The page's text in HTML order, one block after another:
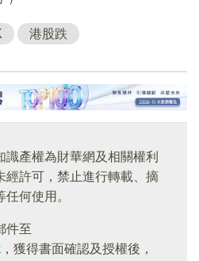
港股跌
識產權為財華網及相關權利
經許可，禁止進行轉載、摘
何使用。
件至
，獲得書面確認及授權後，